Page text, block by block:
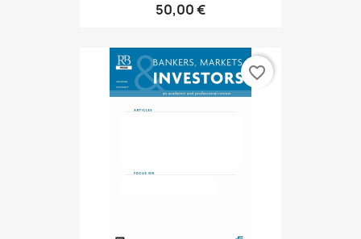
50,00 €
favorite_border